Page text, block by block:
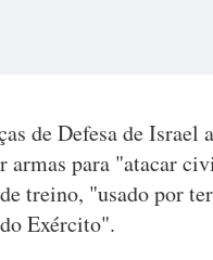
de Defesa de Israel
armas para "atacar
treino, "usado por
Exército".